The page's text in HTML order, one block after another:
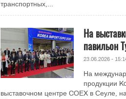
транспортных,...
На
павильон
23.06.2026 -
На
продукции
выставочном центре COEX в Сеуле,